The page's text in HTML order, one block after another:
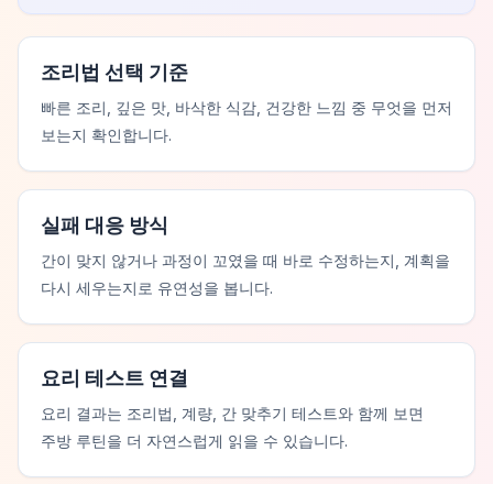
조리법 선택 기준
빠른 조리, 깊은 맛, 바삭한 식감, 건강한 느낌 중 무엇을 먼저
보는지 확인합니다.
실패 대응 방식
간이 맞지 않거나 과정이 꼬였을 때 바로 수정하는지, 계획을
다시 세우는지로 유연성을 봅니다.
요리 테스트 연결
요리 결과는 조리법, 계량, 간 맞추기 테스트와 함께 보면
주방 루틴을 더 자연스럽게 읽을 수 있습니다.